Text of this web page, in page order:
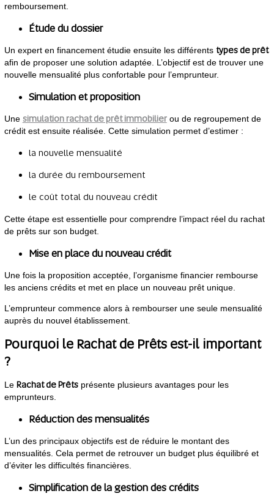
remboursement.
Étude du dossier
Un expert en financement étudie ensuite les différents types de prêt
afin de proposer une solution adaptée. L’objectif est de trouver une
nouvelle mensualité plus confortable pour l’emprunteur.
Simulation et proposition
Une simulation rachat de prêt immobilierou de regroupement de
crédit est ensuite réalisée. Cette simulation permet d’estimer :
la nouvelle mensualité
la durée du remboursement
le coût total du nouveau crédit
Cette étape est essentielle pour comprendre l’impact réel du rachat
de prêts sur son budget.
Mise en place du nouveau crédit
Une fois la proposition acceptée, l’organisme financier rembourse
les anciens crédits et met en place un nouveau prêt unique.
L’emprunteur commence alors à rembourser une seule mensualité
auprès du nouvel établissement.
Pourquoi le Rachat de Prêts est-il important
?
Le Rachat de Prêtsprésente plusieurs avantages pour les
emprunteurs.
Réduction des mensualités
L’un des principaux objectifs est de réduire le montant des
mensualités. Cela permet de retrouver un budget plus équilibré et
d’éviter les difficultés financières.
Simplification de la gestion des crédits